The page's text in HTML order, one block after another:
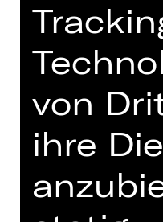
SCHAUSPIEL
DER
von Nikolai Gogol
Regie: Jana
Samstag,
19.30 Uhr
Schauspielhaus
von
ihre